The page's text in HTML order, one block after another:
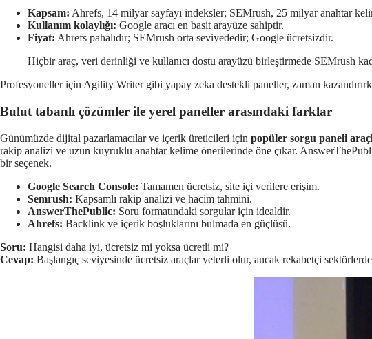
Kapsam: Ahrefs, 14 milyar sayfayı indeksler; SEMrush, 25 milyar anahtar
Kullanım kolaylığı: Google aracı en basit arayüze sahiptir.
Fiyat: Ahrefs pahalıdır; SEMrush orta seviyededir; Google ücretsizdir.
Hiçbir araç, veri derinliği ve kullanıcı dostu arayüzü birleştirmede SEMrush
Profesyoneller için Agility Writer gibi yapay zeka destekli paneller, zaman
Bulut tabanlı çözümler ile yerel paneller arasındaki farklar
Günümüzde dijital pazarlamacılar ve içerik üreticileri için popüler sorgu paneli
rakip analizi ve uzun kuyruklu anahtar kelime önerilerinde öne çıkar.
bir seçenek.
Google Search Console: Tamamen ücretsiz, site içi verilere erişim.
Semrush: Kapsamlı rakip analizi ve hacim tahmini.
AnswerThePublic: Soru formatındaki sorgular için idealdir.
Ahrefs: Backlink ve içerik boşluklarını bulmada en güçlüsü.
Soru: Hangisi daha iyi, ücretsiz mi yoksa ücretli mi?
Cevap: Başlangıç seviyesinde ücretsiz araçlar yeterli olur, ancak rekabetçi